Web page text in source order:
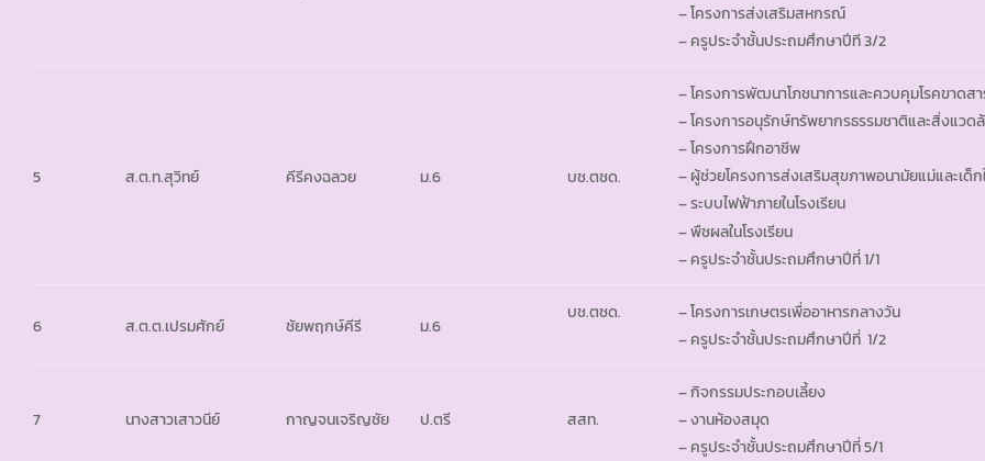
– โครงการส่งเสริมสหกรณ์
– ครูประจำชั้นประถมศึกษาปีที 3/2
5 ส.ต.ท.สุวิทย์ คีรีคงฉลวย ม.6 บช.ตชด.
– โครงการพัฒนาโภชนาการและควบคุมโรคขาดสา
– โครงการอนุรักษ์ทรัพยากรธรรมชาติและสิ่งแวด
– โครงการฝึกอาชีพ
– ผู้ช่วยโครงการส่งเสริมสุขภาพอนามัยแม่และเด็
– ระบบไฟฟ้าภายในโรงเรียน
– พืชผลในโรงเรียน
– ครูประจำชั้นประถมศึกษาปีที่ 1/1
6 ส.ต.ต.เปรมศักย์ ชัยพฤกษ์คีรี ม.6
บช.ตชด.
– โครงการเกษตรเพื่ออาหารกลางวัน
– ครูประจำชั้นประถมศึกษาปีที่ 1/2
7 นางสาวเสาวนีย์ กาญจนเจริญชัย ป.ตรี สสท.
– กิจกรรมประกอบเลี้ยง
– งานห้องสมุด
– ครูประจำชั้นประถมศึกษาปีที่ 5/1